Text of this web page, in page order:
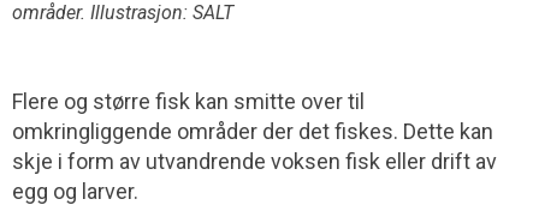
områder. Illustrasjon: SALT
Flere og større fisk kan smitte over til
omkringliggende områder der det fiskes. Dette kan
skje i form av utvandrende voksen fisk eller drift av
egg og larver.